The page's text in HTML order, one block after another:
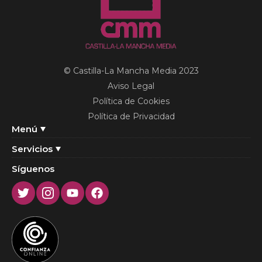
Menú
Servicios
© Castilla-La Mancha Media 2023
Aviso Legal
Política de Cookies
Política de Privacidad
Síguenos
TwitterInstagram
YoutubeFacebook